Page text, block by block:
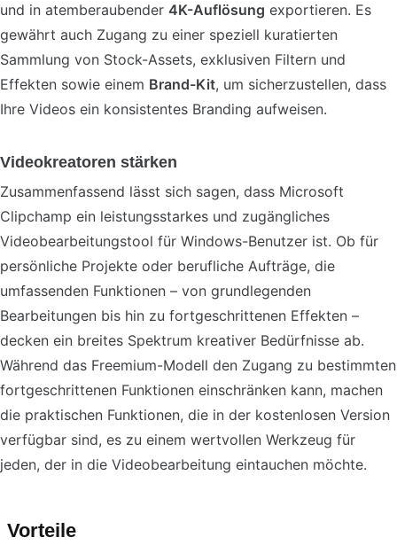
und in atemberaubender 4K-Auflösung exportieren. Es
gewährt auch Zugang zu einer speziell kuratierten
Sammlung von Stock-Assets, exklusiven Filtern und
Effekten sowie einem Brand-Kit, um sicherzustellen, dass
Ihre Videos ein konsistentes Branding aufweisen.
Videokreatoren stärken
Zusammenfassend lässt sich sagen, dass Microsoft
Clipchamp ein leistungsstarkes und zugängliches
Videobearbeitungstool für Windows-Benutzer ist. Ob für
persönliche Projekte oder berufliche Aufträge, die
umfassenden Funktionen – von grundlegenden
Bearbeitungen bis hin zu fortgeschrittenen Effekten –
decken ein breites Spektrum kreativer Bedürfnisse ab.
Während das Freemium-Modell den Zugang zu bestimmten
fortgeschrittenen Funktionen einschränken kann, machen
die praktischen Funktionen, die in der kostenlosen Version
verfügbar sind, es zu einem wertvollen Werkzeug für
jeden, der in die Videobearbeitung eintauchen möchte.
Vorteile